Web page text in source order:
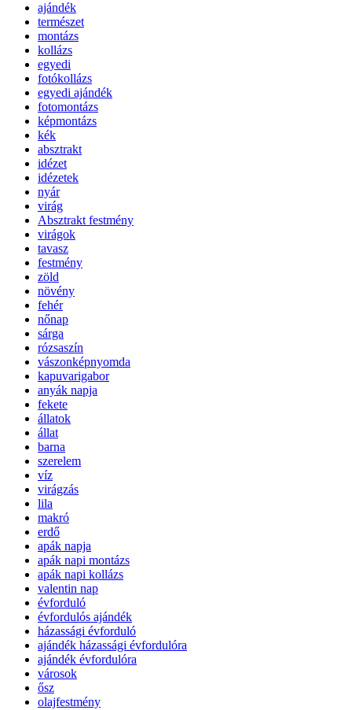
ajándék
természet
montázs
kollázs
egyedi
fotókollázs
egyedi ajándék
fotomontázs
képmontázs
kék
absztrakt
idézet
idézetek
nyár
virág
Absztrakt festmény
virágok
tavasz
festmény
zöld
növény
fehér
nőnap
sárga
rózsaszín
vászonképnyomda
kapuvarigabor
anyák napja
fekete
állatok
állat
barna
szerelem
víz
virágzás
lila
makró
erdő
apák napja
apák napi montázs
apák napi kollázs
valentin nap
évforduló
évfordulós ajándék
házassági évforduló
ajándék házassági évfordulóra
ajándék évfordulóra
városok
ősz
olajfestmény